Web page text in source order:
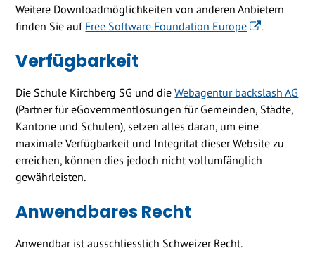
Weitere Downloadmöglichkeiten von anderen Anbietern
finden Sie auf Free Software Foundation Europe .
Verfügbarkeit
Die Schule Kirchberg SG und dieWebagentur backslash AG
(Partner für eGovernmentlösungen für Gemeinden, Städte,
Kantone und Schulen), setzen alles daran, um eine
maximale Verfügbarkeit und Integrität dieser Website zu
erreichen, können dies jedoch nicht vollumfänglich
gewährleisten.
Anwendbares Recht
Anwendbar ist ausschliesslich Schweizer Recht.